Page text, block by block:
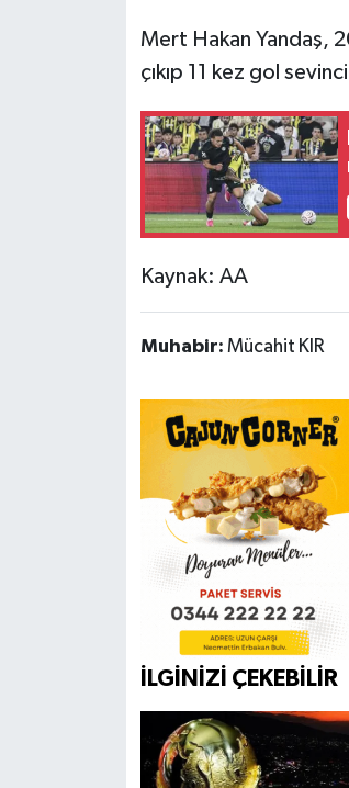
Mert Hakan Yandaş,
çıkıp 11 kez gol
Kaynak: AA
Muhabir: Mücahit KIR